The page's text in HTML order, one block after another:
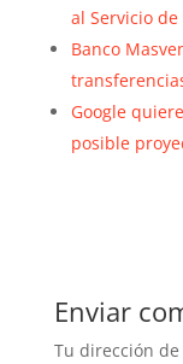
al Servicio de
Banco
Google
posible
Enviar
Tu dirección